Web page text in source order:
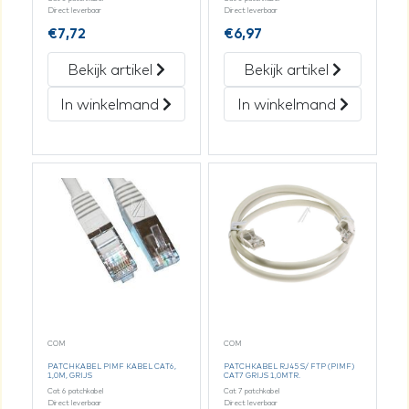
Direct leverbaar
€7,72
Bekijk artikel
In winkelmand
Direct leverbaar
€6,97
Bekijk artikel
In winkelmand
COM
PATCHKABEL PIMF KABEL CAT6,
1,0M, GRIJS
Cat 6 patchkabel
Direct leverbaar
COM
PATCHKABEL RJ45 S/ FTP (PIMF)
CAT7 GRIJS 1,0MTR.
Cat 7 patchkabel
Direct leverbaar